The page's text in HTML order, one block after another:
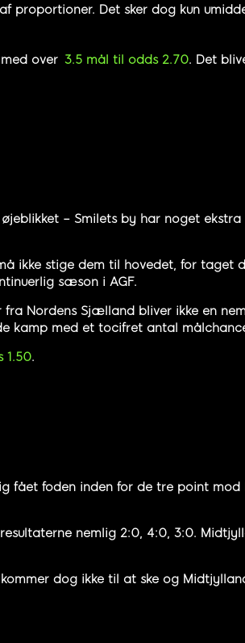
proportioner. Det sker dog kun
over 3.5 mål til odds 2.70. Det
– Smilets by har noget
ikke stige dem til hovedet, for taget
sæson i AGF.
Nordens Sjælland bliver ikke en
kamp med et tocifret antal
1.50.
fået foden inden for de tre point mod
nemlig 2:0, 4:0, 3:0.
dog ikke til at ske og